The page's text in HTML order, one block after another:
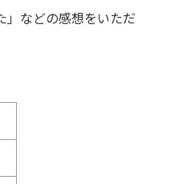
」などの感想をいただ